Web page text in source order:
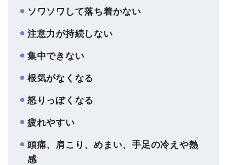
ソワソワして落ち着かない
注意力が持続しない
集中できない
根気がなくなる
怒りっぽくなる
疲れやすい
頭痛、肩こり、めまい、手足の冷えや熱
感